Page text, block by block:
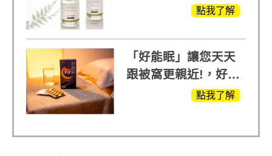
給予寶寶般的肌膚感
點我了解
「好能眠」讓您天天
跟被窩更親近!，好能
生醫X陳亞蘭推薦!
點我了解